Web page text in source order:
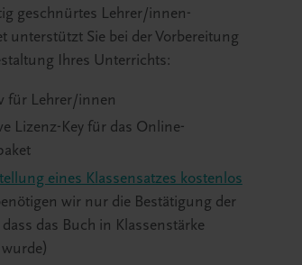
geschnürtes Lehrer/innen-
unterstützt Sie bei der Vorbereitung
Ihres Unterrichts:
für Lehrer/innen
Lizenz-Key für das Online-
eines Klassensatzes kostenlos
wir nur die Bestätigung der
das Buch in Klassenstärke